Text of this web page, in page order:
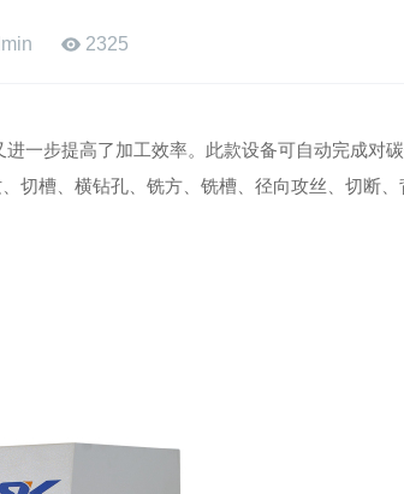
2325
一步提高了加工效率。此款设备可自动完成对
切槽、横钻孔、铣方、铣槽、径向攻丝、切断、